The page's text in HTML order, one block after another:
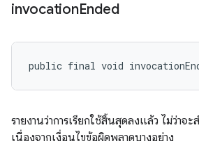
invocationEnded
public final void
รายงานว่าการเรียกใช้สิ้นสุดลงแล้ว ไม่ว่าจ
เนื่องจากเงื่อนไขข้อผิดพลาดบางอย่าง